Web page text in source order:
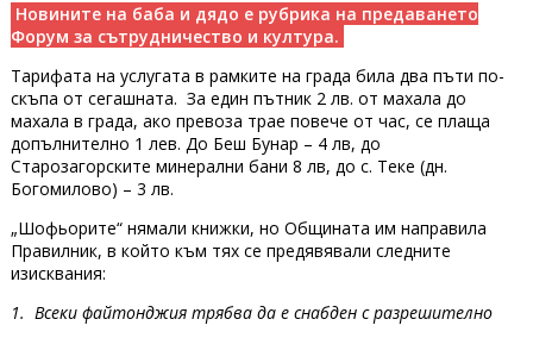
Новините на баба и дядо е рубрика на предаването
Форум за сътрудничество и култура.
Тарифата на услугата в рамките на града била два пъти по-
скъпа от сегашната. За един пътник 2 лв. от махала до
махала в града, ако превоза трае повече от час, се плаща
допълнително 1 лев. До Беш Бунар – 4 лв, до
Старозагорските минерални бани 8 лв, до с. Теке (дн.
Богомилово) – 3 лв.
„Шофьорите“ нямали книжки, но Общината им направила
Правилник, в който към тях се предявявали следните
изисквания:
1. Всеки файтонджия трябва да е снабден с разрешително